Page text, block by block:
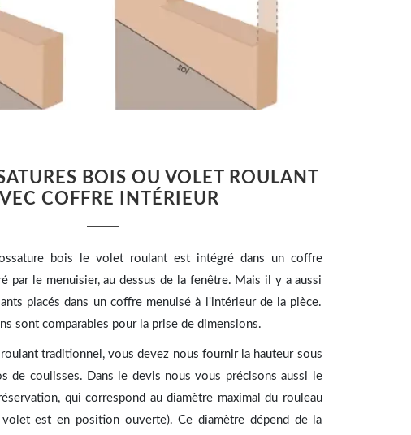
BOIS OU VOLET ROULANT
COFFRE INTÉRIEUR
bois le volet roulant est intégré dans un coffre
par le menuisier, au dessus de la fenêtre. Mais il y a aussi
placés dans un coffre menuisé à l'intérieur de la pièce.
sont comparables pour la prise de dimensions.
traditionnel, vous devez nous fournir la hauteur sous
de coulisses. Dans le devis nous vous précisons aussi le
qui correspond au diamètre maximal du rouleau
est en position ouverte). Ce diamètre dépend de la